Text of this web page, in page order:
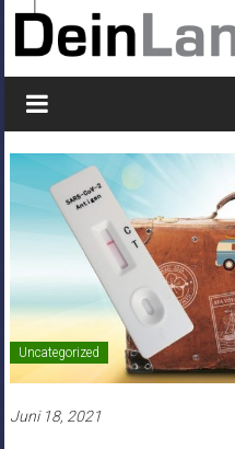
Uncategorized
Juni 18, 2021